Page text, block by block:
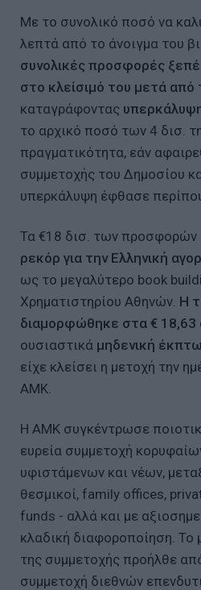
Με το συνολικό ποσό να
λεπτά από το άνοιγμα του
συνολικές προσφορές
στο κλείσιμό του μετά από
καταγράφοντας
το αρχικό ποσό των 4 δισ.
πραγματικότητα, εάν
συμμετοχής του Δημοσίου
υπερκάλυψη έφθασε
Τα €18 δισ. των προσφορών
ρεκόρ για την Ελληνική
ως το μεγαλύτερο book
Χρηματιστηρίου Αθηνών. Η
διαμορφώθηκε στα € 18,63
ουσιαστικά μηδενική
είχε κλείσει η μετοχή την
ΑΜΚ.
Η ΑΜΚ συγκέντρωσε
ευρεία συμμετοχή
υφιστάμενων και νέων,
θεσμικοί, family offices,
funds - αλλά και με
κλαδική διαφοροποίηση.
της συμμετοχής προήλθε
συμμετοχή διεθνών